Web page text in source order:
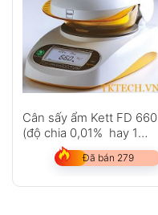
Cân sấy ẩm Kett FD 660
(độ chia 0,01% hay 1
Đã bán 279